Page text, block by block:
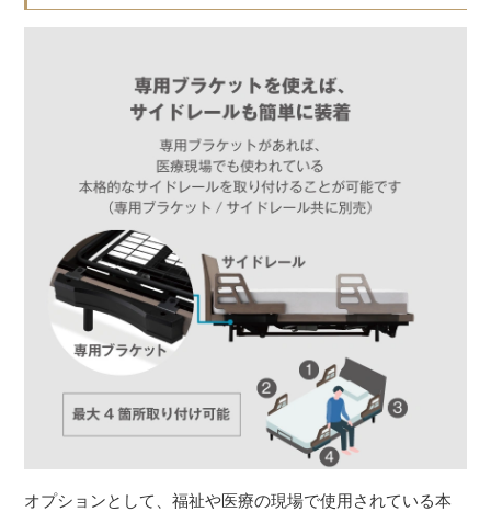
オプションとして、福祉や医療の現場で使用されている本